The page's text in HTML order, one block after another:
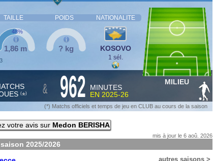
TAILLE POIDS NATIONALITE
1,86 m
48%
? kg KOSOVO
1 sél.
(*) & 962
MINUTES
EN 2025-26
MILIEU
(*) Matchs officiels et temps de jeu en CLUB au cours de la saison
votre avis sur Medon BERISHA
mis à jour le 6 aoû. 2026
saison 2025/2026
autres saisons >